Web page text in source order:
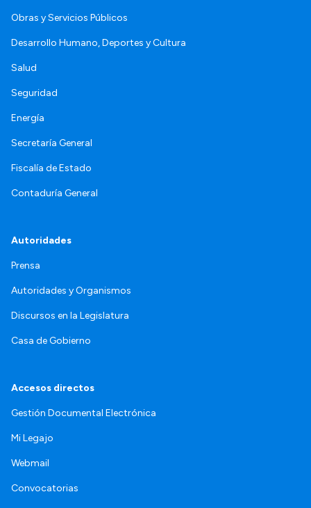
Obras y Servicios Públicos
Desarrollo Humano, Deportes y Cultura
Salud
Seguridad
Energía
Secretaría General
Fiscalía de Estado
Contaduría General
Autoridades
Prensa
Autoridades y Organismos
Discursos en la Legislatura
Casa de Gobierno
Accesos directos
Gestión Documental Electrónica
Mi Legajo
Webmail
Convocatorias